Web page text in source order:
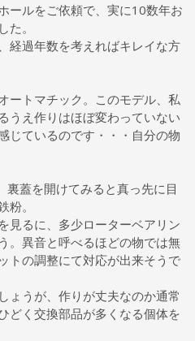
ールをご依頼で、実に10数年お
。
経過年数を考えればキレイな方
ートマチック。このモデル、私
うえ作りはほぼ変わっていない
じているのです・・・自分の物
裏蓋を開けてみると真っ先に目
。
見るに、多少ローターベアリン
。異音と呼べるほどの物では無
トの調整にて対応が出来そうで
ょうが、作りが丈夫なのか通常
どく交換部品が多くなる個体を